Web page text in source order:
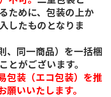
ために、包装の上か
したものとなりま
、同一商品）を一括梱
とがございます。
包装（エコ包装）を推
いいたします。